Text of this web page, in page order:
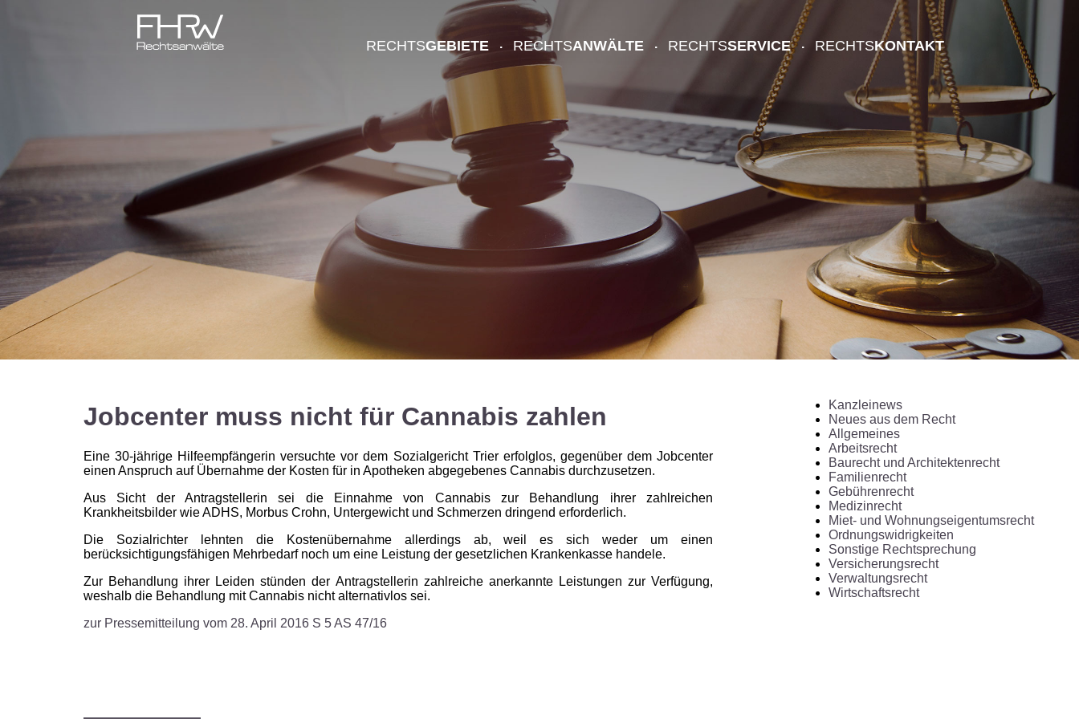
RECHTSGEBIETE RECHTSANWÄLTE RECHTSSERVICE RECHTSKONTAKT
Jobcenter muss nicht für Cannabis zahlen
Eine 30-jährige Hilfeempfängerin versuchte vor dem Sozialgericht Trier erfolglos, gegenüber dem Jobcenter
einen Anspruch auf Übernahme der Kosten für in Apotheken abgegebenes Cannabis durchzusetzen.
Aus Sicht der Antragstellerin sei die Einnahme von Cannabis zur Behandlung ihrer zahlreichen
Krankheitsbilder wie ADHS, Morbus Crohn, Untergewicht und Schmerzen dringend erforderlich.
Die Sozialrichter lehnten die Kostenübernahme allerdings ab, weil es sich weder um einen
berücksichtigungsfähigen Mehrbedarf noch um eine Leistung der gesetzlichen Krankenkasse handele.
Zur Behandlung ihrer Leiden stünden der Antragstellerin zahlreiche anerkannte Leistungen zur Verfügung,
weshalb die Behandlung mit Cannabis nicht alternativlos sei.
zur Pressemitteilung vom 28. April 2016 S 5 AS 47/16
Kanzleinews
Neues aus dem Recht
Allgemeines
Arbeitsrecht
Baurecht und Architektenrecht
Familienrecht
Gebührenrecht
Medizinrecht
Miet- und Wohnungseigentumsrecht
Ordnungswidrigkeiten
Sonstige Rechtsprechung
Versicherungsrecht
Verwaltungsrecht
Wirtschaftsrecht